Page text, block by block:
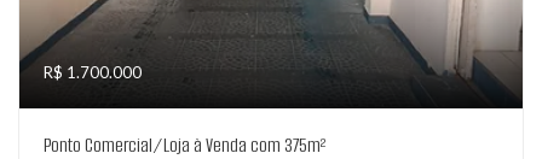
R$ 1.700.000
Ponto Comercial/Loja à Venda com 375m²